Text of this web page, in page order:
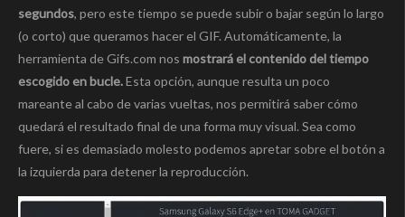
segundos, pero este tiempo se puede subir o bajar según lo largo
(o corto) que queramos hacer el GIF. Automáticamente, la
herramienta de Gifs.com nos mostrará el contenido del tiempo
escogido en bucle.Esta opción, aunque resulta un poco
mareante al cabo de varias vueltas, nos permitirá saber cómo
quedará el resultado final de una forma muy visual. Sea como
fuere, si es demasiado molesto podemos apretar sobre el botón a
la izquierda para detener la reproducción.